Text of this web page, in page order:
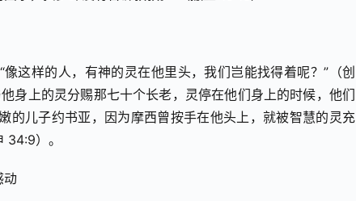
这样的人，有神的灵在他里头，我们岂能找得着呢？”（创
身上的灵分赐那七十个长老，灵停在他们身上的时候，他们
的儿子约书亚，因为摩西曾按手在他头上，就被智慧的灵充
）。
动